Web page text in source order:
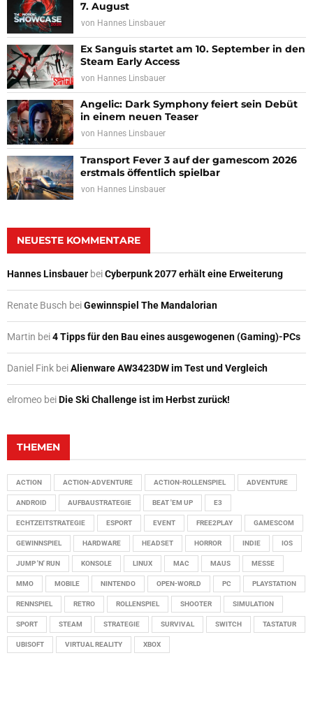
7. August
von Hannes Linsbauer
Ex Sanguis startet am 10. September in den
Steam Early Access
von Hannes Linsbauer
Angelic: Dark Symphony feiert sein Debüt
in einem neuen Teaser
von Hannes Linsbauer
Transport Fever 3 auf der gamescom 2026
erstmals öffentlich spielbar
von Hannes Linsbauer
NEUESTE KOMMENTARE
Hannes Linsbauer beiCyberpunk 2077 erhält eine Erweiterung
Renate Busch beiGewinnspiel The Mandalorian
Martin bei4 Tipps für den Bau eines ausgewogenen (Gaming)-PCs
Daniel Fink beiAlienware AW3423DW im Test und Vergleich
elromeo beiDie Ski Challenge ist im Herbst zurück!
THEMEN
ACTION ACTION-ADVENTURE ACTION-ROLLENSPIEL ADVENTURE
ANDROID AUFBAUSTRATEGIE BEAT 'EM UP E3
ECHTZEITSTRATEGIE ESPORT EVENT FREE2PLAY GAMESCOM
GEWINNSPIEL HARDWARE HEADSET HORROR INDIE IOS
JUMP 'N' RUN KONSOLE LINUX MAC MAUS MESSE
MMO MOBILE NINTENDO OPEN-WORLD PC PLAYSTATION
RENNSPIEL RETRO ROLLENSPIEL SHOOTER SIMULATION
SPORT STEAM STRATEGIE SURVIVAL SWITCH TASTATUR
UBISOFT VIRTUAL REALITY XBOX